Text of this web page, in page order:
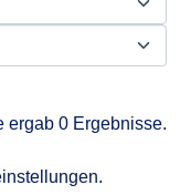
ergab 0 Ergebnisse.